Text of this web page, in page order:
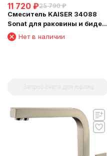
11 720 ₽25 790 ₽
Смеситель KAISER 34088
Sonat для раковины и биде
ХромНет в наличии